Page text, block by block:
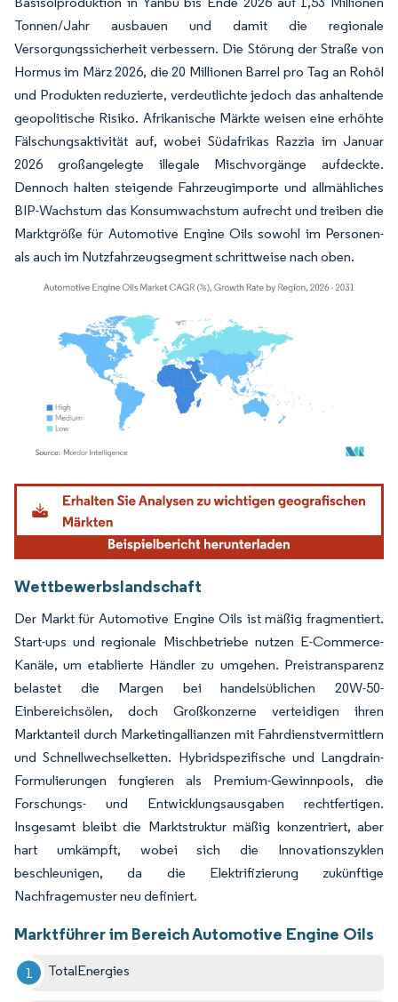
Tonnen/Jahr ausbauen und damit die regionale
Versorgungssicherheit verbessern. Die Störung der Straße von
Hormus im März 2026, die 20 Millionen Barrel pro Tag an Rohöl
und Produkten reduzierte, verdeutlichte jedoch das anhaltende
geopolitische Risiko. Afrikanische Märkte weisen eine erhöhte
Fälschungsaktivität auf, wobei Südafrikas Razzia im Januar
2026 großangelegte illegale Mischvorgänge aufdeckte.
Dennoch halten steigende Fahrzeugimporte und allmähliches
BIP-Wachstum das Konsumwachstum aufrecht und treiben die
Marktgröße für Automotive Engine Oils sowohl im Personen-
als auch im Nutzfahrzeugsegment schrittweise nach oben.
Bild © Mordor Intelligence. Wiederverwendung erfordert Namensnennung gemäß
Wettbewerbslandschaft
Der Markt für Automotive Engine Oils ist mäßig fragmentiert.
Start-ups und regionale Mischbetriebe nutzen E-Commerce-
Kanäle, um etablierte Händler zu umgehen. Preistransparenz
belastet die Margen bei handelsüblichen 20W-50-
Einbereichsölen, doch Großkonzerne verteidigen ihren
Marktanteil durch Marketingallianzen mit Fahrdienstvermittlern
und Schnellwechselketten. Hybridspezifische und Langdrain-
Formulierungen fungieren als Premium-Gewinnpools, die
Forschungs- und Entwicklungsausgaben rechtfertigen.
Insgesamt bleibt die Marktstruktur mäßig konzentriert, aber
hart umkämpft, wobei sich die Innovationszyklen
beschleunigen, da die Elektrifizierung zukünftige
Nachfragemuster neu definiert.
Marktführer im Bereich Automotive Engine Oils
TotalEnergies